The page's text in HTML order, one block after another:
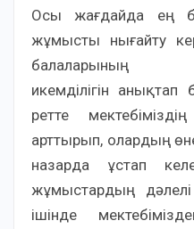
Осы жағдайда ең
жұмысты нығайту
балаларының
икемділігін анықтап
ретте
арттырып, олардың
назарда ұстап
жұмыстардың
ішінде